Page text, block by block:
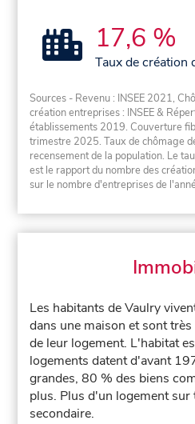
17,6 %
Taux de création
Sources - Revenu : INSEE 2021,
création entreprises : INSEE &
établissements 2019. Couverture
trimestre 2025. Taux de chômage
recensement de la population. Le
est le rapport du nombre des
sur le nombre d'entreprises de
Les habitants de Vaulry
dans une maison et sont
de leur logement. L'habitat
logements datent d'avant
grandes, 80 % des biens
plus. Plus d'un logement
secondaire.